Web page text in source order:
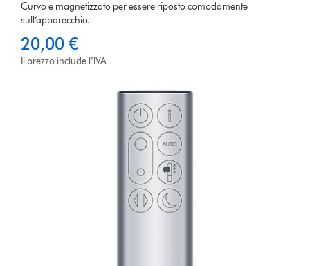
Curvo e magnetizzato per essere riposto comodamente
sull’apparecchio.
20,00 €
Il prezzo include l’IVA